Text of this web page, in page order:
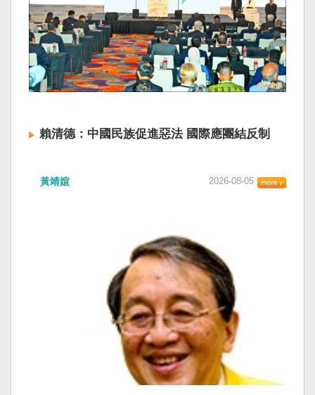
國周邊海域動態，目前未偵獲中國船舶異常舉
動，亦未接獲航商反映遭到廣播干擾，提醒航經
該海域之商貨輪，如接獲中方廣播時，無需理會
中方要求，並請立即通報相關單位，海巡署將會
採取一切必要手段，確保船舶航行自由與安全。
國，八一五這一天成為獨立紀念日及光復節。不
同於有國家歷史的朝鮮，台灣是新興國家，開展
自己國家的歷史。台灣沒有像朝鮮的左右路線競
逐政權，造成內戰形成南韓、北朝分裂國家的歷
史。或許會有左右路線政黨，形塑台灣的國家之
路。 如果一九四五年八一五台灣獨立了，一九四
史就會是另一種局面，與台灣無關。台灣沒有中
四五年八一五台灣獨立了，台灣會成為東亞漢字
客家話、原住民各族語也不會被壓迫。 如果一九
四五年八一五台灣獨立了，台灣早已是聯合國會
員國，也不至於迄今仍以國體不明的身分爭取加
入聯合國。當然不會捲入國內戰後兩個中國的鬥
爭。當然也沒有以反共為名、行專政之實的卅八
年戒嚴讓許多政治受難者的母親長期在黑夜哭
泣。 如果一九四五年八一五台灣獨立了，台灣早
已民主化，不必有長期戒嚴體制的壓迫，也沒有
隨中國國民黨從中國流亡到台灣形成的流亡殖民
群落留下來的遺民問題。漢字文化圈的國家台灣
賴清德：中國民族促進惡法 國際應團結反制
「民族團結進步促進法」對各國人民進行政治審
統賴清德昨日於凱達格蘭論壇致詞表示，中國的
「民促法」不僅侵害台灣主權，更透過跨國鎮
壓，對世界各國人民進行政治審查、製造寒蟬效
應，是國際社會應該團結反制的惡法；台灣不會
接受統戰滲透和紅色恐怖、不會坐視中國將壓迫
黑手伸進台灣，或任何自由國家與地區。 不會坐
視北京黑手伸進台灣 賴清德指出，中國上個月不
顧國際反對，實施「民族團結進步促進法」，
「對中政策跨國議會聯盟」（IPAC）隨即發表聲
明，譴責嚴重違反基本人權。他感謝IPAC日本共
同主席中谷元、IPAC執行主任裴倫德昨以行動再
黃靖媗 2026-08-05